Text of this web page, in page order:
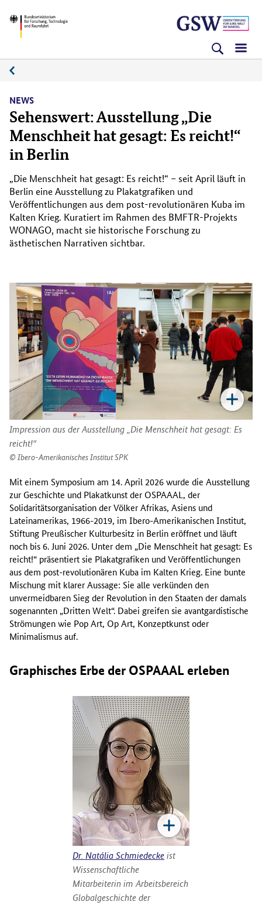
zum
(Eingabetaste)
zum
(Eingabetaste)
zur
(Eingabetaste)
BMFTR
NEWS
Sehenswert: Ausstellung „Die
Menschheit hat gesagt: Es reicht!“
in Berlin
„Die Menschheit hat gesagt: Es reicht!“ – seit April läuft in
Berlin eine Ausstellung zu Plakatgrafiken und
Veröffentlichungen aus dem post-revolutionären Kuba im
Kalten Krieg. Kuratiert im Rahmen des BMFTR-Projekts
WONAGO, macht sie historische Forschung zu
ästhetischen Narrativen sichtbar.
Impression aus der Ausstellung „Die Menschheit hat gesagt: Es
reicht!“
Ibero-Amerikanisches Institut SPK
Mit einem Symposium am 14. April 2026 wurde die Ausstellung
zur Geschichte und Plakatkunst der OSPAAAL, der
Solidaritätsorganisation der Völker Afrikas, Asiens und
Lateinamerikas, 1966-2019, im Ibero-Amerikanischen Institut,
Stiftung Preußischer Kulturbesitz in Berlin eröffnet und läuft
noch bis 6. Juni 2026. Unter dem „Die Menschheit hat gesagt: Es
reicht!“ präsentiert sie Plakatgrafiken und Veröffentlichungen
aus dem post-revolutionären Kuba im Kalten Krieg. Eine bunte
Mischung mit klarer Aussage: Sie alle verkünden den
unvermeidbaren Sieg der Revolution in den Staaten der damals
sogenannten „Dritten Welt“. Dabei greifen sie avantgardistische
Strömungen wie Pop Art, Op Art, Konzeptkunst oder
Minimalismus auf.
Graphisches Erbe der OSPAAAL erleben
Dr. Natália Schmiedecke ist
Wissenschaftliche
Mitarbeiterin im Arbeitsbereich
Globalgeschichte der